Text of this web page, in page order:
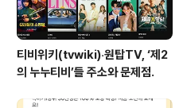
티비위키(tvwiki)‧원탑TV, ‘제2
의 누누티비’들 주소와 문제점.